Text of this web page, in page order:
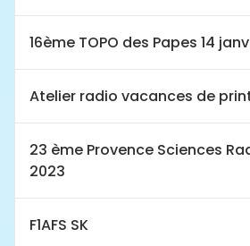
16ème TOPO des Papes 14
Atelier radio vacances de
23 ème Provence Sciences
2023
F1AFS SK